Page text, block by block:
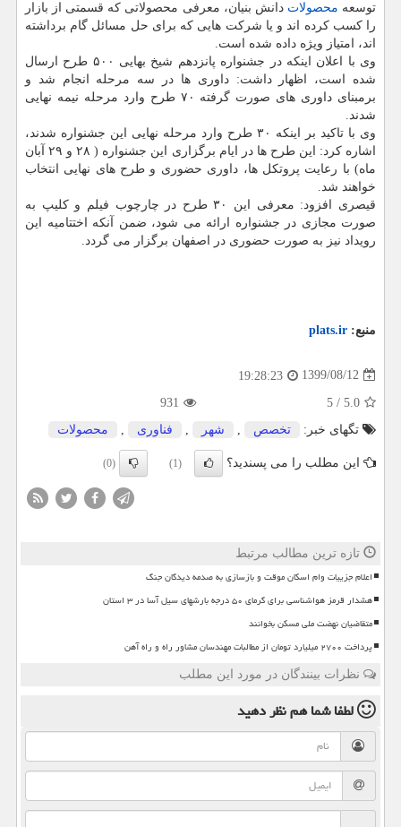
توسعه محصولات دانش بنیان، معرفی محصولاتی که قسمتی از بازار
را کسب کرده اند و یا شرکت هایی که برای حل مسائل گام برداشته
اند، امتیاز ویژه داده شده است.
وی با اعلان اینکه در جشنواره پانزدهم شیخ بهایی ۵۰۰ طرح ارسال
شده است، اظهار داشت: داوری ها در سه مرحله انجام شد و
برمبنای داوری های صورت گرفته ۷۰ طرح وارد مرحله نیمه نهایی
شدند.
وی با تاکید بر اینکه ۳۰ طرح وارد مرحله نهایی این جشنواره شدند،
اشاره کرد: این طرح ها در ایام برگزاری این جشنواره ( ۲۸ و ۲۹ آبان
ماه) با رعایت پروتکل ها، داوری حضوری و طرح های نهایی انتخاب
خواهند شد.
قیصری افزود: معرفی این ۳۰ طرح در چارچوب فیلم و کلیپ به
صورت مجازی در جشنواره ارائه می شود، ضمن آنکه اختتامیه این
رویداد نیز به صورت حضوری در اصفهان برگزار می گردد.
منبع: plats.ir
1399/08/12
19:28:23
5.0
/
5
931
تگهای خبر:
تخصص شهر فناوری محصولات
این مطلب را می پسندید؟ (1)
(0)
تازه ترین مطالب مرتبط
اعلام جزییات وام اسکان موقت و بازسازی به صدمه دیدگان جنگ
هشدار قرمز هواشناسی برای گرمای ۵۰ درجه بارشهای سیل آسا در ۳ استان
متقاضیان نهضت ملی مسکن بخوانند
پرداخت ۲۷۰۰ میلیارد تومان از مطالبات مهندسان مشاور راه و راه آهن
نظرات بینندگان در مورد این مطلب
لطفا شما همنظر دهید